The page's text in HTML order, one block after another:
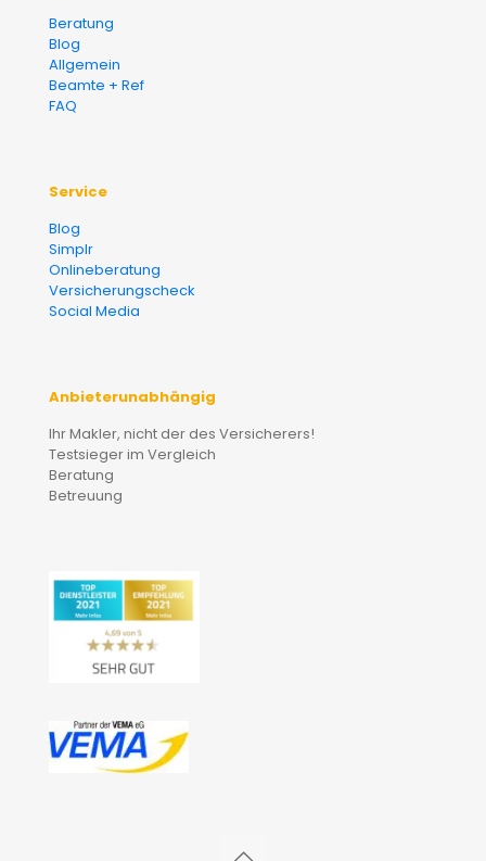
Beratung
Blog
Allgemein
Beamte + Ref
FAQ
Service
Blog
Simplr
Onlineberatung
Versicherungscheck
Social Media
Anbieterunabhängig
Ihr Makler, nicht der des Versicherers!
Testsieger im Vergleich
Beratung
Betreuung